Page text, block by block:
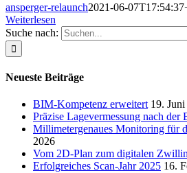
ansperger-relaunch2021-06-
Weiterlesen
Suche nach:
Neueste Beiträge
BIM-Kompetenz erweitert 19.
Präzise Lagevermessung nach der
Millimetergenaues Monitoring für
2026
Vom 2D-Plan zum digitalen
Erfolgreiches Scan-Jahr 2025 16.